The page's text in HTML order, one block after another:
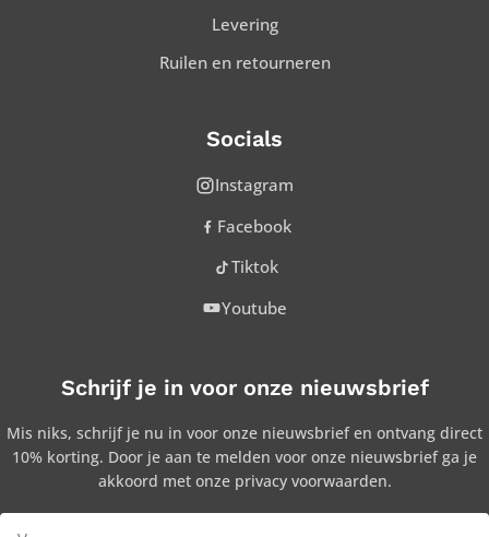
Levering
Ruilen en retourneren
Socials
Instagram
Facebook
Tiktok
Youtube
Schrijf je in voor onze nieuwsbrief
Mis niks, schrijf je nu in voor onze nieuwsbrief en ontvang direct
10% korting. Door je aan te melden voor onze nieuwsbrief ga je
akkoord met onze privacy voorwaarden.